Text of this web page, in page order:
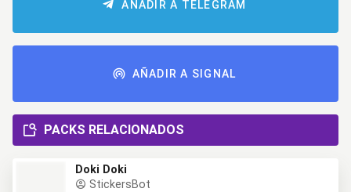
AÑADIR A TELEGRAM
AÑADIR A SIGNAL
PACKS RELACIONADOS
Doki Doki
StickersBot